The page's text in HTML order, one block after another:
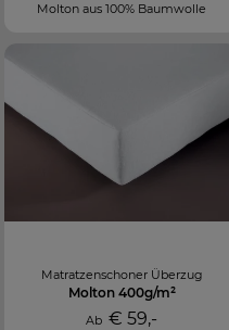
Molton aus 100% Baumwolle
Matratzenschoner Überzug
Molton 400g/m²
Ab€ 59,-